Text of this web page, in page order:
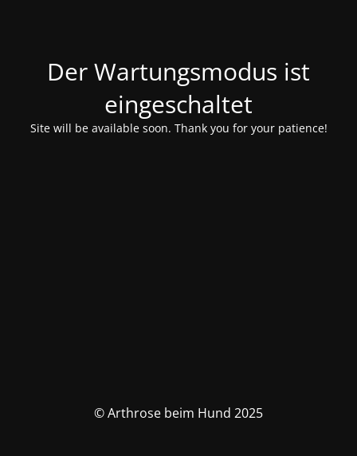
Der Wartungsmodus ist
eingeschaltet
Site will be available soon. Thank you for your patience!
© Arthrose beim Hund 2025